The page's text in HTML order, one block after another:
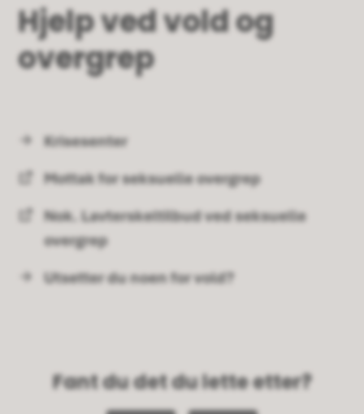
Hjelp ved vold og
overgrep
Krisesenter
Mottak for seksuelle overgrep
Nok. Lavterskeltilbud ved seksuelle
overgrep
Utsetter du noen for vold?
Fant du det du lette etter?